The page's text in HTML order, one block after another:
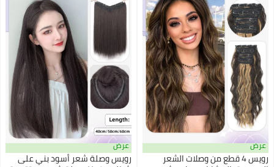
وصلات الشعر
عرض
رويس وصلة شعر أسود بني على